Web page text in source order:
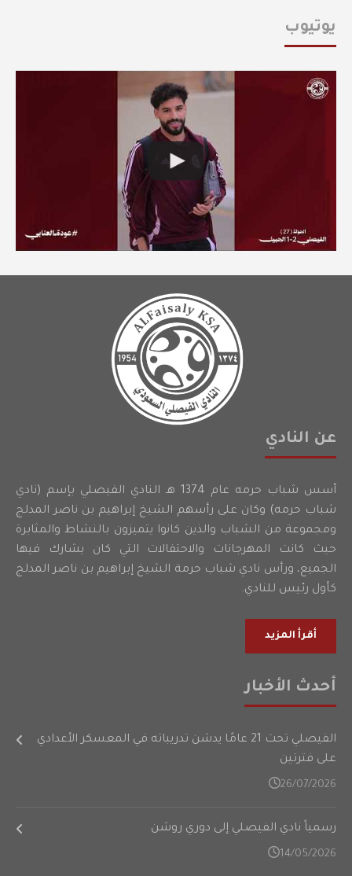
يوتيوب
عن النادي
أسس شباب حرمه عام 1374 هـ النادي الفيصلي بإسم (نادي
شباب حرمه) وكان على رأسهم الشيخ إبراهيم بن ناصر المدلج
ومجموعة من الشباب والذين كانوا يتميزون بالنشاط والمثابرة
حيث كانت المهرجانات والاحتفالات التي كان يشارك فيها
الجميع، ورأس نادي شباب حرمة الشيخ إبراهيم بن ناصر المدلج
كأول رئيس للنادي.
أقرأ المزيد
أحدث الأخبار
الفيصلي تحت 21 عامًا يدشن تدريباته في المعسكر الأعدادي
على فترتين
26/07/2026
رسمياً نادي الفيصلي إلى دوري روشن
14/05/2026